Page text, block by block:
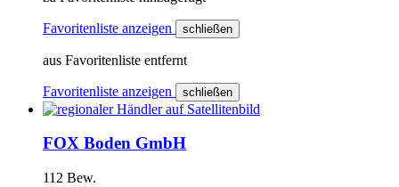
Favoritenliste anzeigen schließen
aus Favoritenliste entfernt
Favoritenliste anzeigen schließen
FOX Boden GmbH
112 Bew.